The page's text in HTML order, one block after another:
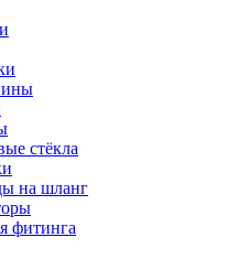
стёкла
на шланг
фитинга